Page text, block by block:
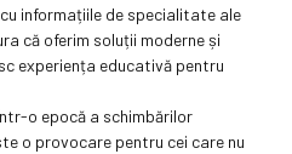
informațiile de specialitate ale
că oferim soluții moderne și
experiența educativă pentru
o epocă a schimbărilor
o provocare pentru cei care nu